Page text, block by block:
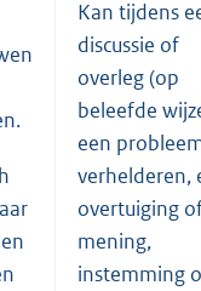
Kan tijdens
discussie of
overleg (op
beleefde
een
verhelderen,
overtuiging
mening,
instemming